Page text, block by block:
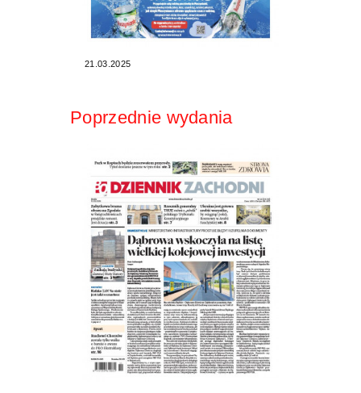
21.03.2025
Poprzednie wydania